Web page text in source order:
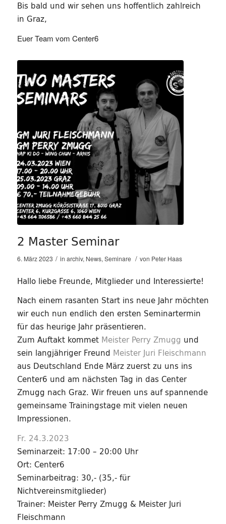
Bis bald und wir sehen uns hoffentlich zahlreich
in Graz,
Euer Team vom Center6
2 Master Seminar
6. März 2023 / in archiv, News, Seminare / von Peter Haas
Hallo liebe Freunde, Mitglieder und Interessierte!
Nach einem rasanten Start ins neue Jahr möchten
wir euch nun endlich den ersten Seminartermin
für das heurige Jahr präsentieren.
Zum Auftakt kommet Meister Perry Zmugg und
sein langjähriger Freund Meister Juri Fleischmann
aus Deutschland Ende März zuerst zu uns ins
Center6 und am nächsten Tag in das Center
Zmugg nach Graz. Wir freuen uns auf spannende
gemeinsame Trainingstage mit vielen neuen
Impressionen.
Fr. 24.3.2023
Seminarzeit: 17:00 – 20:00 Uhr
Ort: Center6
Seminarbeitrag: 30,- (35,- für
Nichtvereinsmitglieder)
Trainer: Meister Perry Zmugg & Meister Juri
Fleischmann